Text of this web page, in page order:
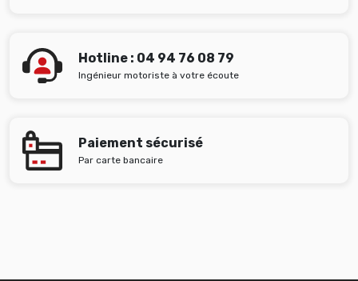
Hotline : 04 94 76 08 79
Ingénieur motoriste à votre écoute
Paiement sécurisé
Par carte bancaire